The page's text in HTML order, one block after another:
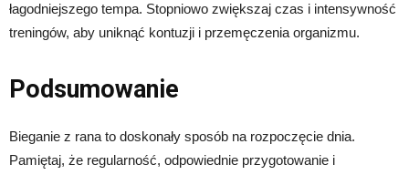
łagodniejszego tempa. Stopniowo zwiększaj czas i intensywność
treningów, aby uniknąć kontuzji i przemęczenia organizmu.
Podsumowanie
Bieganie z rana to doskonały sposób na rozpoczęcie dnia.
Pamiętaj, że regularność, odpowiednie przygotowanie i